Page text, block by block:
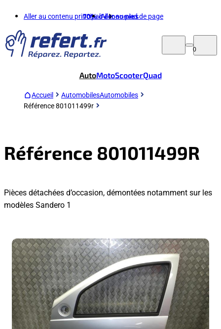
Aller au contenu principalAller au pied de page
70%d'économies
0
AutoMotoScooterQuad
Accueil AutomobilesAutomobiles
Référence 801011499r
Référence 801011499R
Pièces détachées d’occasion, démontées notamment sur les
modèles Sandero 1